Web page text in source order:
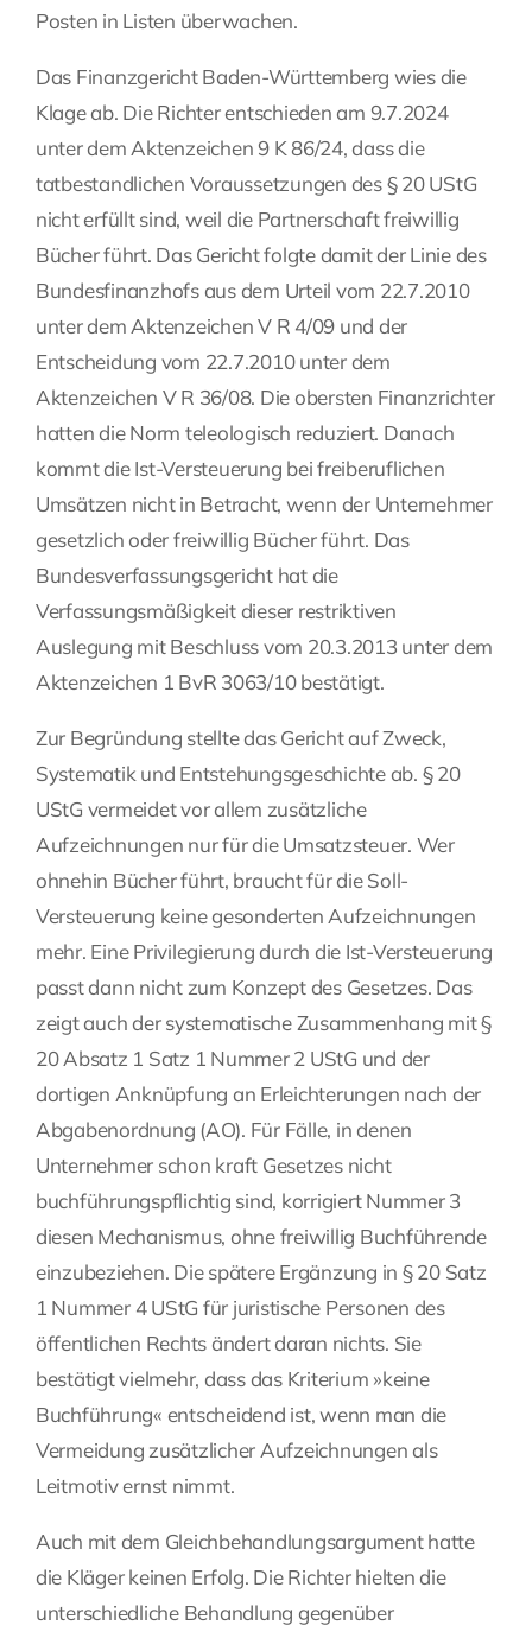
Posten in Listen überwachen.
Das Finanzgericht Baden-Württemberg wies die
Klage ab. Die Richter entschieden am 9.7.2024
unter dem Aktenzeichen 9 K 86/24, dass die
tatbestandlichen Voraussetzungen des § 20 UStG
nicht erfüllt sind, weil die Partnerschaft freiwillig
Bücher führt. Das Gericht folgte damit der Linie des
Bundesfinanzhofs aus dem Urteil vom 22.7.2010
unter dem Aktenzeichen V R 4/09 und der
Entscheidung vom 22.7.2010 unter dem
Aktenzeichen V R 36/08. Die obersten Finanzrichter
hatten die Norm teleologisch reduziert. Danach
kommt die Ist-Versteuerung bei freiberuflichen
Umsätzen nicht in Betracht, wenn der Unternehmer
gesetzlich oder freiwillig Bücher führt. Das
Bundesverfassungsgericht hat die
Verfassungsmäßigkeit dieser restriktiven
Auslegung mit Beschluss vom 20.3.2013 unter dem
Aktenzeichen 1 BvR 3063/10 bestätigt.
Zur Begründung stellte das Gericht auf Zweck,
Systematik und Entstehungsgeschichte ab. § 20
UStG vermeidet vor allem zusätzliche
Aufzeichnungen nur für die Umsatzsteuer. Wer
ohnehin Bücher führt, braucht für die Soll-
Versteuerung keine gesonderten Aufzeichnungen
mehr. Eine Privilegierung durch die Ist-Versteuerung
passt dann nicht zum Konzept des Gesetzes. Das
zeigt auch der systematische Zusammenhang mit §
20 Absatz 1 Satz 1 Nummer 2 UStG und der
dortigen Anknüpfung an Erleichterungen nach der
Abgabenordnung (AO). Für Fälle, in denen
Unternehmer schon kraft Gesetzes nicht
buchführungspflichtig sind, korrigiert Nummer 3
diesen Mechanismus, ohne freiwillig Buchführende
einzubeziehen. Die spätere Ergänzung in § 20 Satz
1 Nummer 4 UStG für juristische Personen des
öffentlichen Rechts ändert daran nichts. Sie
bestätigt vielmehr, dass das Kriterium »keine
Buchführung« entscheidend ist, wenn man die
Vermeidung zusätzlicher Aufzeichnungen als
Leitmotiv ernst nimmt.
Auch mit dem Gleichbehandlungsargument hatte
die Kläger keinen Erfolg. Die Richter hielten die
unterschiedliche Behandlung gegenüber